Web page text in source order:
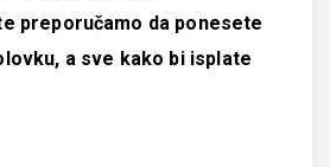
preporučamo da ponesete
a sve kako bi isplate